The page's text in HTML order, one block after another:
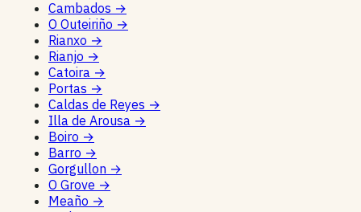
Cambados →
O Outeiriño →
Rianxo →
Rianjo →
Catoira →
Portas →
Caldas de Reyes →
Illa de Arousa →
Boiro →
Barro →
Gorgullon →
O Grove →
Meaño →